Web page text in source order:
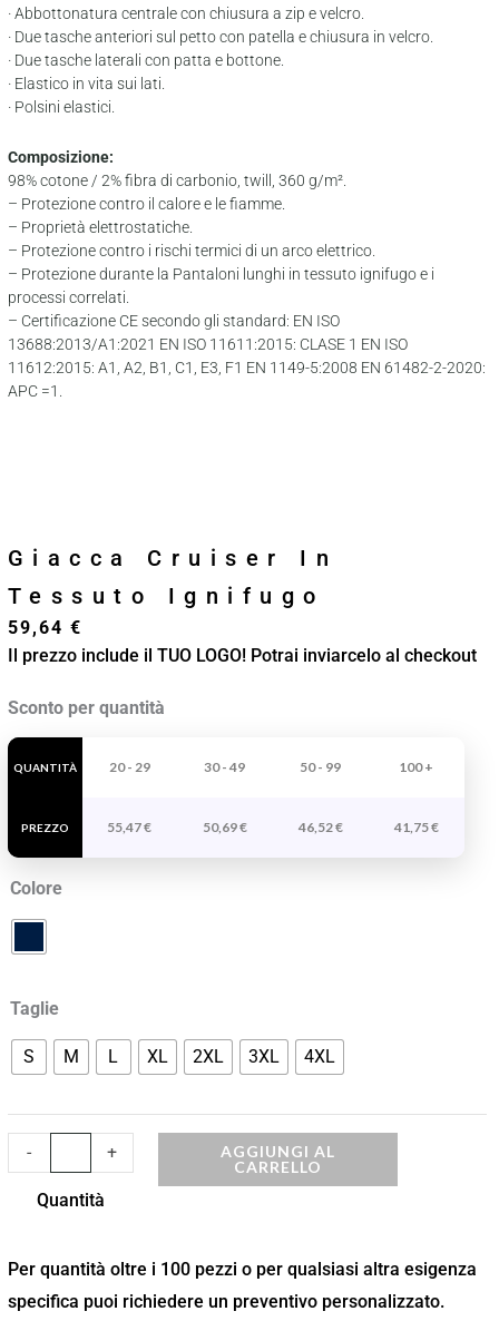
· Abbottonatura centrale con chiusura a zip e velcro.
· Due tasche anteriori sul petto con patella e chiusura in velcro.
· Due tasche laterali con patta e bottone.
· Elastico in vita sui lati.
· Polsini elastici.
Composizione:
98% cotone / 2% fibra di carbonio, twill, 360 g/m².
– Protezione contro il calore e le fiamme.
– Proprietà elettrostatiche.
– Protezione contro i rischi termici di un arco elettrico.
– Protezione durante la Pantaloni lunghi in tessuto ignifugo e i
processi correlati.
– Certificazione CE secondo gli standard: EN ISO
13688:2013/A1:2021 EN ISO 11611:2015: CLASE 1 EN ISO
11612:2015: A1, A2, B1, C1, E3, F1 EN 1149-5:2008 EN 61482-2-2020:
APC =1.
Giacca Cruiser In
Tessuto Ignifugo
59,64 €
Il prezzo include il TUO LOGO! Potrai inviarcelo al checkout
Sconto per quantità
QUANTITÀ
PREZZO
20 - 29 30 - 49 50 - 99 100 +
55,47€ 50,69€ 46,52€ 41,75€
Colore
Taglie
S M L XL 2XL 3XL 4XL
-
Giacca
Cruiser
In
Ignifugo
quantità
+
AGGIUNGI AL
CARRELLO
Quantità
Per quantità oltre i 100 pezzi o per qualsiasi altra esigenza
specifica puoi richiedere un preventivo personalizzato.